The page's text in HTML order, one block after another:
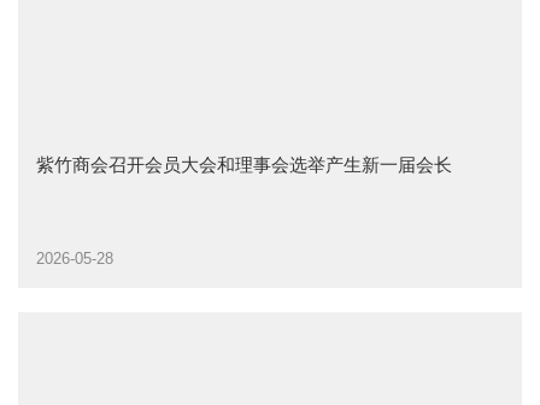
紫竹商会召开会员大会和理事会选举产生新一届会长
2026-05-28